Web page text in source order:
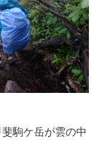
駒ケ岳が雲の中